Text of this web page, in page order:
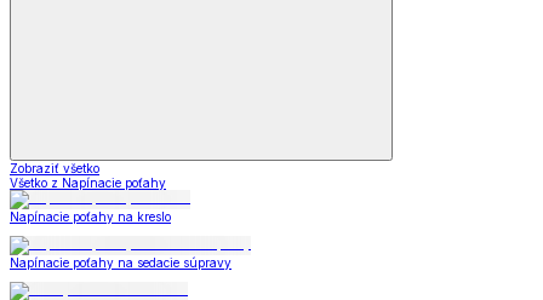
Zobraziť všetko
Všetko z Napínacie poťahy
Napínacie poťahy na kreslo
Napínacie poťahy na sedacie súpravy